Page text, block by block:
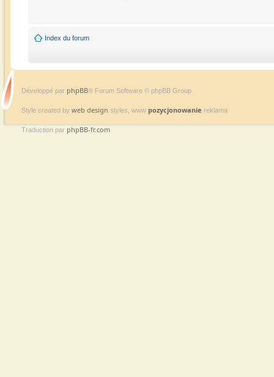
Index du forum
Développé par phpBB® Forum Software © phpBB Group
Style created by web design styles, www pozycjonowanie reklama
Traduction par phpBB-fr.com